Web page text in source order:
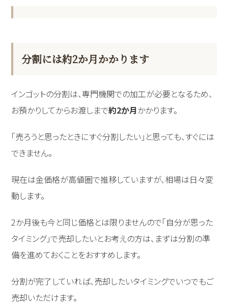
分割には約2か月かかります
インゴットの分割は、専門機関での加工が必要となるため、
お預かりしてからお渡しまで約2か月かかります。
「売ろうと思ったときにすぐ分割したい」と思っても、すぐには
できません。
現在は金価格が高値圏で推移していますが、相場は日々変
動します。
2か月後も今と同じ価格とは限りませんので「自分が思った
タイミング」で売却したいとお考えの方は、まずは分割の準
備を進めておくことをおすすめします。
分割が完了していれば、売却したいタイミングでいつでもご
売却いただけます。